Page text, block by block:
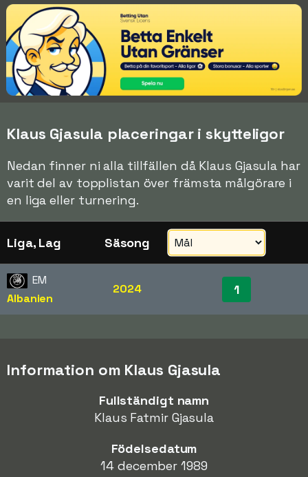
Klaus Gjasula placeringar i skytteligor
Nedan finner ni alla tillfällen då Klaus Gjasula har
varit del av topplistan över främsta målgörare i
en liga eller turnering.
Liga, Lag Säsong
EM
Albanien
2024 1
Information om Klaus Gjasula
Fullständigt namn
Klaus Fatmir Gjasula
Födelsedatum
14 december 1989